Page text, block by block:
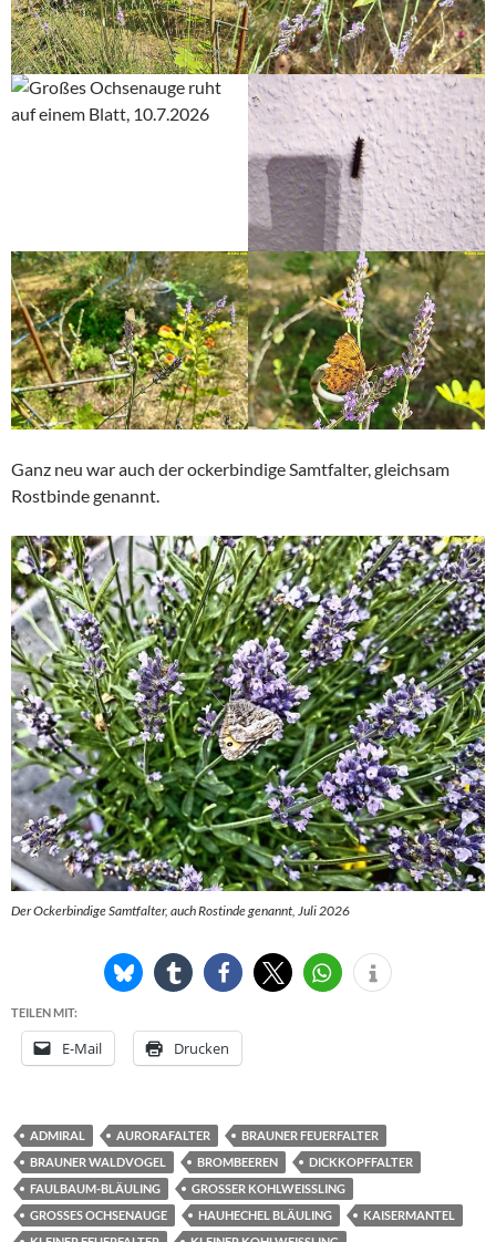
Ganz neu war auch der ockerbindige Samtfalter, gleichsam
Rostbinde genannt.
Der Ockerbindige Samtfalter, auch Rostinde genannt, Juli 2026
TEILEN MIT:
E-Mail Drucken
ADMIRAL AURORAFALTER
BRAUNER FEUERFALTER
BRAUNER WALDVOGEL
BROMBEEREN
DICKKOPFFALTER
FAULBAUM-BLÄULING
GROSSER KOHLWEISSLING
GROSSES OCHSENAUGE
HAUHECHEL BLÄULING
KAISERMANTEL